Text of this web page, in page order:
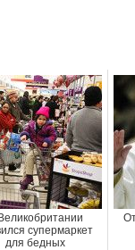
супермаркет
для бедных